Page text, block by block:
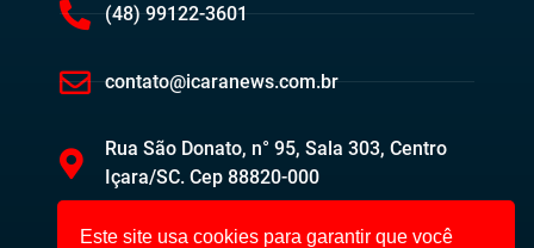
(48) 99122-3601
contato@icaranews.com.br
Rua São Donato, n° 95, Sala 303, Centro
Içara/SC. Cep 88820-000
Este site usa cookies para garantir que você